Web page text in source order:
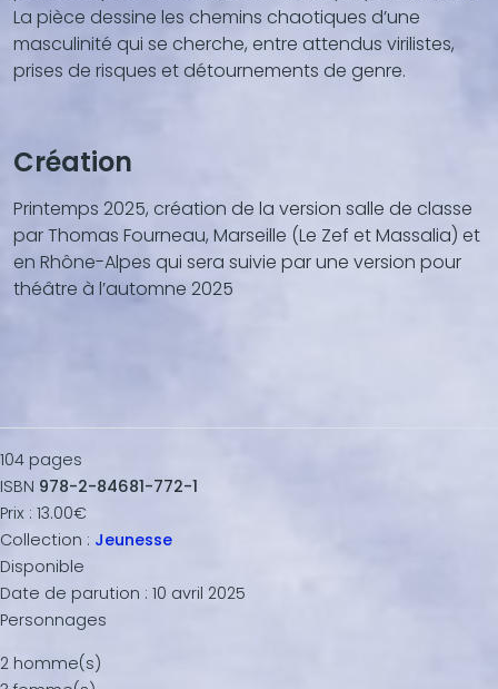
La pièce dessine les chemins chaotiques d’une
masculinité qui se cherche, entre attendus virilistes,
prises de risques et détournements de genre.
Création
Printemps 2025, création de la version salle de classe
par Thomas Fourneau, Marseille (Le Zef et Massalia) et
en Rhône-Alpes qui sera suivie par une version pour
théâtre à l’automne 2025
104 pages
ISBN 978-2-84681-772-1
Prix : 13.00€
Collection : Jeunesse
Disponible
Date de parution : 10 avril 2025
Personnages
2 homme(s)